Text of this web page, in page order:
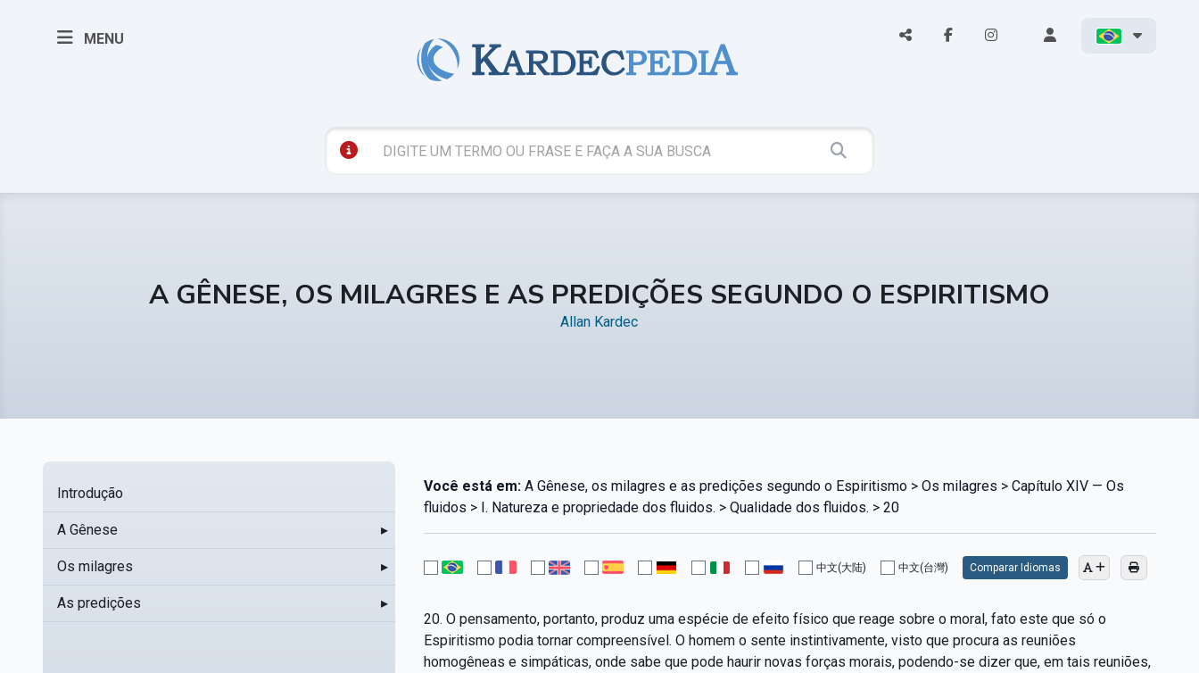
MENU
A GÊNESE, OS MILAGRES E AS PREDIÇÕES SEGUNDO O ESPIRITISMO
Allan Kardec
Introdução
A Gênese ▸
Os milagres ▸
As predições ▸
Você está em:A Gênese, os milagres e as predições segundo o Espiritismo > Os milagres > Capítulo XIV — Os
fluidos > I. Natureza e propriedade dos fluidos. > Qualidade dos fluidos. > 20
中文(大陆) 中文(台灣) Comparar Idiomas
20. O pensamento, portanto, produz uma espécie de efeito físico que reage sobre o moral, fato este que só o
Espiritismo podia tornar compreensível. O homem o sente instintivamente, visto que procura as reuniões
homogêneas e simpáticas, onde sabe que pode haurir novas forças morais, podendo-se dizer que, em tais reuniões,